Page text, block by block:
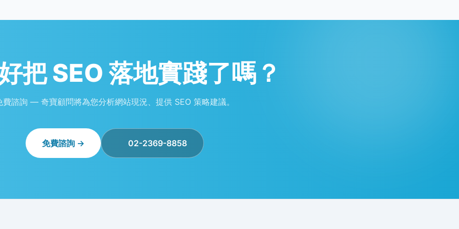
把 SEO 落地實踐了嗎？
費諮詢 — 奇寶顧問將為您分析網站現況、提供 SEO 策略建議。
免費諮詢 → 02-2369-8858